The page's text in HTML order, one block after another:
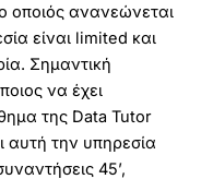
οποιός ανανεώνεται
είναι limited και
Σημαντική
να έχει
της Data Tutor
αυτή την υπηρεσία
45’,